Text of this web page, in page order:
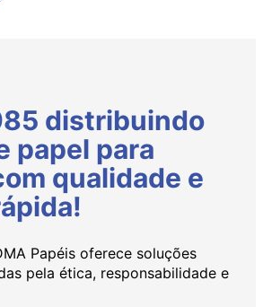
distribuindo
papel para
qualidade e
Papéis oferece soluções
pela ética, responsabilidade e